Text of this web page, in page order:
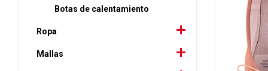
Botas de calentamiento
Ropa
Mallas